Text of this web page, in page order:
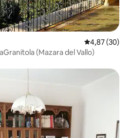
Nilai rata-rata
4,87 (30)
(Mazara del Vallo)